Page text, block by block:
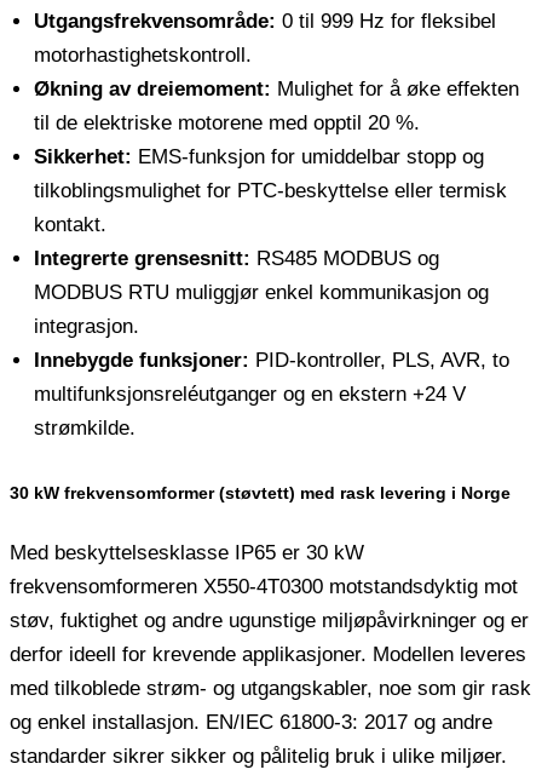
Utgangsfrekvensområde: 0 til 999 Hz for fleksibel
motorhastighetskontroll.
Økning av dreiemoment: Mulighet for å øke effekten
til de elektriske motorene med opptil 20 %.
Sikkerhet: EMS-funksjon for umiddelbar stopp og
tilkoblingsmulighet for PTC-beskyttelse eller termisk
kontakt.
Integrerte grensesnitt: RS485 MODBUS og
MODBUS RTU muliggjør enkel kommunikasjon og
integrasjon.
Innebygde funksjoner: PID-kontroller, PLS, AVR, to
multifunksjonsreléutganger og en ekstern +24 V
strømkilde.
30 kW frekvensomformer (støvtett) med rask levering i Norge
Med beskyttelsesklasse IP65 er 30 kW
frekvensomformeren X550-4T0300 motstandsdyktig mot
støv, fuktighet og andre ugunstige miljøpåvirkninger og er
derfor ideell for krevende applikasjoner. Modellen leveres
med tilkoblede strøm- og utgangskabler, noe som gir rask
og enkel installasjon. EN/IEC 61800-3: 2017 og andre
standarder sikrer sikker og pålitelig bruk i ulike miljøer.